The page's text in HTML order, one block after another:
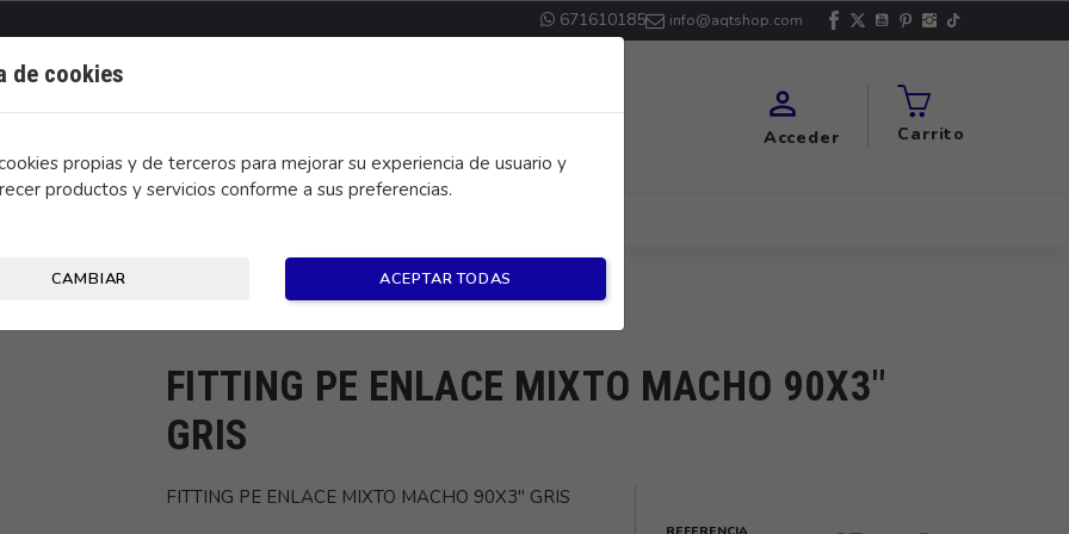
de cookies
propias y de terceros para mejorar su experiencia de usuario y
productos y servicios conforme a sus preferencias.
CAMBIAR ACEPTAR TODAS
671610185 info@aqtshop.com

Acceder Carrito
GRIS
FITTING PE ENLACE MIXTO MACHO 90X3"
GRIS
FITTING PE ENLACE MIXTO MACHO 90X3" GRIS